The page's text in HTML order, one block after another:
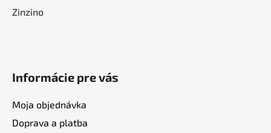
Zinzino
Informácie pre vás
Moja objednávka
Doprava a platba